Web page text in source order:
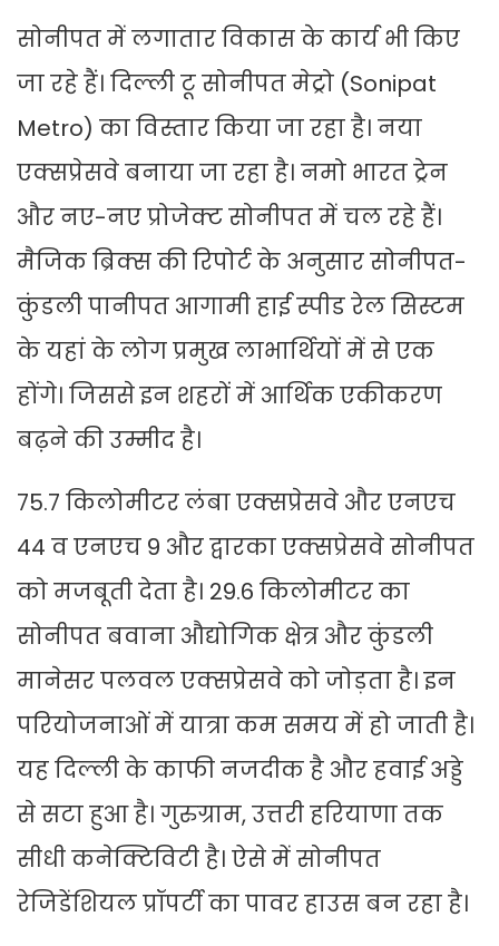
सोनीपत में लगातार विकास के कार्य भी किए
जा रहे हैं। दिल्ली टू सोनीपत मेट्रो (Sonipat
Metro) का विस्तार किया जा रहा है। नया
एक्सप्रेसवे बनाया जा रहा है। नमो भारत ट्रेन
और नए-नए प्रोजेक्ट सोनीपत में चल रहे हैं।
मैजिक ब्रिक्स की रिपोर्ट के अनुसार सोनीपत-
कुंडली पानीपत आगामी हाई स्पीड रेल सिस्टम
के यहां के लोग प्रमुख लाभार्थियों में से एक
होंगे। जिससे इन शहरों में आर्थिक एकीकरण
बढ़ने की उम्मीद है।
75.7 किलोमीटर लंबा एक्सप्रेसवे और एनएच
44 व एनएच 9 और द्वारका एक्सप्रेसवे सोनीपत
को मजबूती देता है। 29.6 किलोमीटर का
सोनीपत बवाना औद्योगिक क्षेत्र और कुंडली
मानेसर पलवल एक्सप्रेसवे को जोड़ता है। इन
परियोजनाओं में यात्रा कम समय में हो जाती है।
यह दिल्ली के काफी नजदीक है और हवाई अड्डे
से सटा हुआ है। गुरुग्राम, उत्तरी हरियाणा तक
सीधी कनेक्टिविटी है। ऐसे में सोनीपत
रेजिडेंशियल प्रॉपर्टी का पावर हाउस बन रहा है।